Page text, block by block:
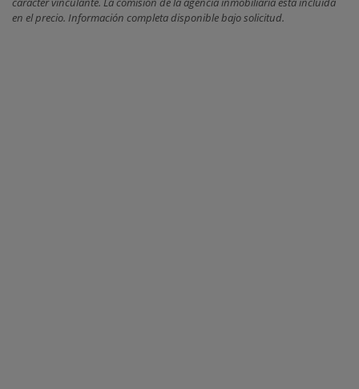
en el precio. Información completa disponible bajo solicitud.